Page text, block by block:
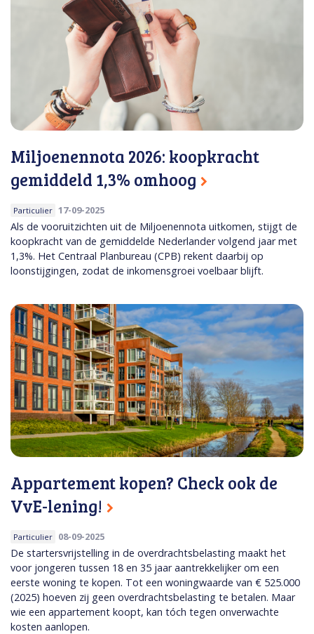
Miljoenennota 2026: koopkracht
gemiddeld 1,3% omhoog
Particulier 17-09-2025
Als de vooruitzichten uit de Miljoenennota uitkomen, stijgt de
koopkracht van de gemiddelde Nederlander volgend jaar met
1,3%. Het Centraal Planbureau (CPB) rekent daarbij op
loonstijgingen, zodat de inkomensgroei voelbaar blijft.
Appartement kopen? Check ook de
VvE-lening!
Particulier 08-09-2025
De startersvrijstelling in de overdrachtsbelasting maakt het
voor jongeren tussen 18 en 35 jaar aantrekkelijker om een
eerste woning te kopen. Tot een woningwaarde van € 525.000
(2025) hoeven zij geen overdrachtsbelasting te betalen. Maar
wie een appartement koopt, kan tóch tegen onverwachte
kosten aanlopen.